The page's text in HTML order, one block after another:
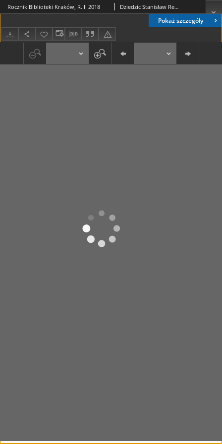
Pokaż szczegóły
Rocznik Biblioteki Kraków, R. II 2018 Dziedzic Stanisław Red. Nacz.